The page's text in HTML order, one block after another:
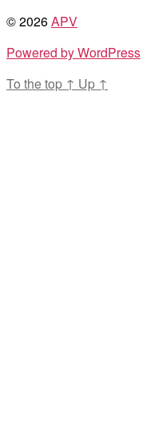
© 2026APV
Powered by WordPress
To the top ↑ Up ↑